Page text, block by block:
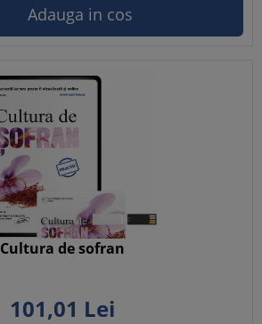
Adauga in cos
Cultura de sofran
101,01 Lei